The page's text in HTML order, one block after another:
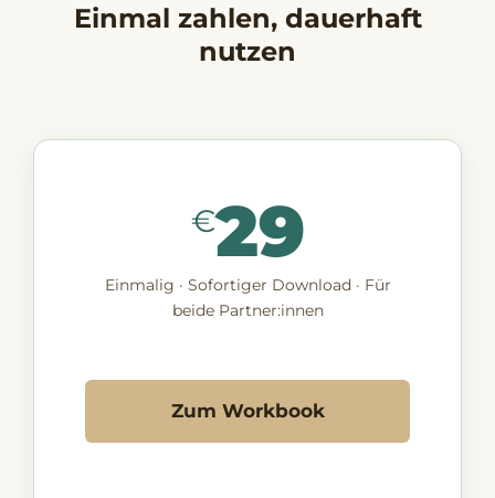
Einmal zahlen, dauerhaft
nutzen
€29
Einmalig · Sofortiger Download · Für
beide Partner:innen
Zum Workbook